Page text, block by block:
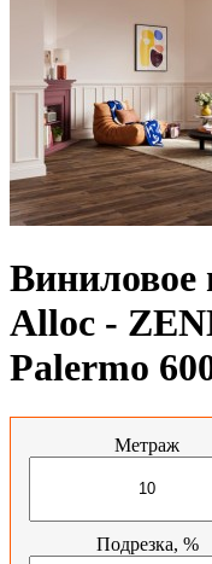
Alloc -
Palermo
Метраж
Подрезка, %